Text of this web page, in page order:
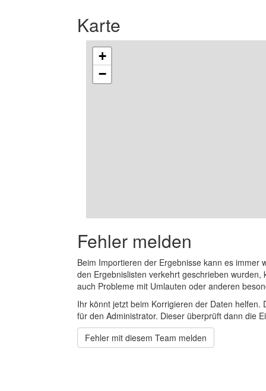
Karte
+
−
Fehler melden
Beim Importieren der Ergebnisse kann es
den Ergebnislisten verkehrt geschrieben
auch Probleme mit Umlauten oder anderen
Ihr könnt jetzt beim Korrigieren der Daten
für den Administrator. Dieser überprüft dann die
Fehler mit diesem Team melden